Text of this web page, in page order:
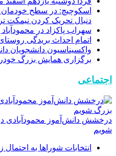
اسکوچیچ: در سطح خودمان
دنبال تحریک کردن نیمکت
سهراب پاکزاد در
اتمام احداث بریدگی
واکسیناسیون دانشجویان
برگزاری همایش بزرگ
اجتماعی
درخشش دانش‌آموز محمودآبادی در
شویم
انتخابات شوراها به احتمال